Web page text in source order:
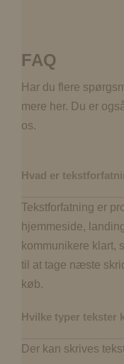
FAQ
Har du flere
mere her. Du er
os.
Hvad er
Tekstforfatning er
hjemmeside,
kommunikere klart,
til at tage næste
køb.
Hvilke typer tekster
Der kan skrives